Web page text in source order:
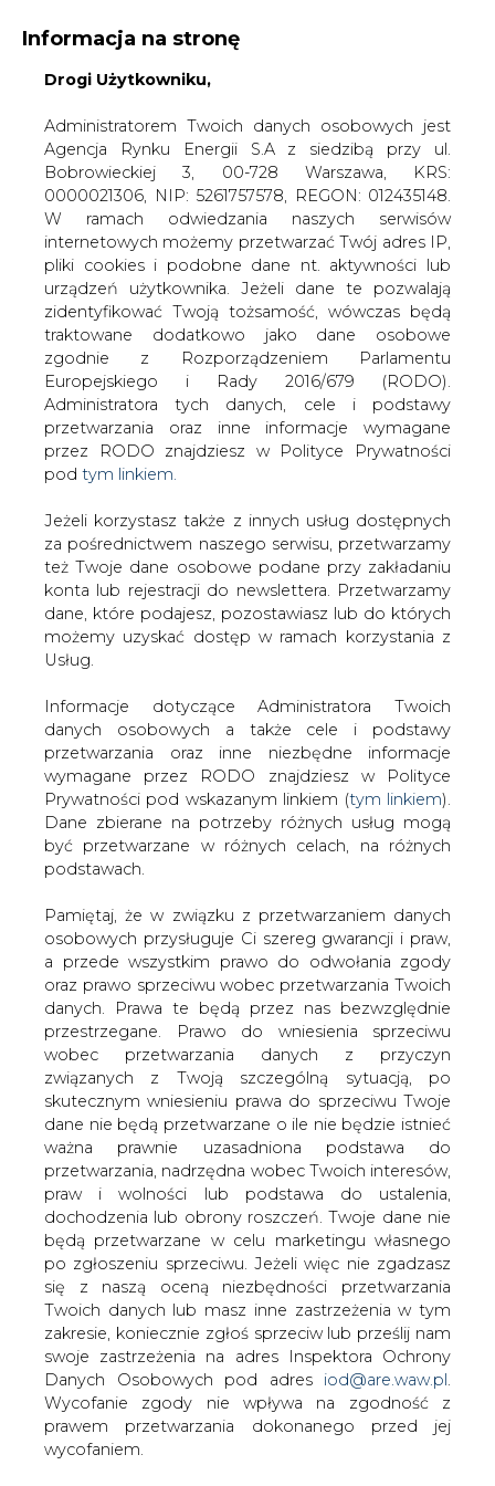
KONTAKT:
WYDAWCA PORTALU:
WYSOKI KONTRAST A A
ZALOGUJ SIĘ
WŁĄCZ CIRE.TV
Informacja na stronę
Drogi Użytkowniku,
Administratorem Twoich danych osobowych jest
Agencja Rynku Energii S.A z siedzibą przy ul.
Bobrowieckiej 3, 00-728 Warszawa, KRS:
0000021306, NIP: 5261757578, REGON: 012435148.
W ramach odwiedzania naszych serwisów
internetowych możemy przetwarzać Twój adres IP,
pliki cookies i podobne dane nt. aktywności lub
urządzeń użytkownika. Jeżeli dane te pozwalają
zidentyfikować Twoją tożsamość, wówczas będą
traktowane dodatkowo jako dane osobowe
zgodnie z Rozporządzeniem Parlamentu
Europejskiego i Rady 2016/679 (RODO).
Administratora tych danych, cele i podstawy
przetwarzania oraz inne informacje wymagane
przez RODO znajdziesz w Polityce Prywatności
pod tym linkiem.
Jeżeli korzystasz także z innych usług dostępnych
za pośrednictwem naszego serwisu, przetwarzamy
też Twoje dane osobowe podane przy zakładaniu
konta lub rejestracji do newslettera. Przetwarzamy
dane, które podajesz, pozostawiasz lub do których
możemy uzyskać dostęp w ramach korzystania z
Usług.
Informacje dotyczące Administratora Twoich
danych osobowych a także cele i podstawy
przetwarzania oraz inne niezbędne informacje
wymagane przez RODO znajdziesz w Polityce
Prywatności pod wskazanym linkiem (tym linkiem).
Dane zbierane na potrzeby różnych usług mogą
być przetwarzane w różnych celach, na różnych
podstawach.
Pamiętaj, że w związku z przetwarzaniem danych
osobowych przysługuje Ci szereg gwarancji i praw,
a przede wszystkim prawo do odwołania zgody
oraz prawo sprzeciwu wobec przetwarzania Twoich
danych. Prawa te będą przez nas bezwzględnie
przestrzegane. Prawo do wniesienia sprzeciwu
wobec przetwarzania danych z przyczyn
związanych z Twoją szczególną sytuacją, po
skutecznym wniesieniu prawa do sprzeciwu Twoje
dane nie będą przetwarzane o ile nie będzie istnieć
ważna prawnie uzasadniona podstawa do
przetwarzania, nadrzędna wobec Twoich interesów,
praw i wolności lub podstawa do ustalenia,
dochodzenia lub obrony roszczeń. Twoje dane nie
będą przetwarzane w celu marketingu własnego
po zgłoszeniu sprzeciwu. Jeżeli więc nie zgadzasz
się z naszą oceną niezbędności przetwarzania
Twoich danych lub masz inne zastrzeżenia w tym
zakresie, koniecznie zgłoś sprzeciw lub prześlij nam
swoje zastrzeżenia na adres Inspektora Ochrony
Danych Osobowych pod adres iod@are.waw.pl
Wycofanie zgody nie wpływa na zgodność z
prawem przetwarzania dokonanego przed jej
wycofaniem.
Strona główna
SERWIS INFORMACYJNY CIRE
/ Rząd pracuje nad pakietem pomocowym dla firm
energochłonnych
2022-08-29 12:00
drukuj
skomentuj
udostępnij:
Rząd pracuje nad pakietem
pomocowym dla firm
energochłonnych
Mamy cały sektor energochłonnych firm
i dla tych firm energochłonnych
przygotowaliśmy również specjalny
pakiet dopłat ze strony państwa, ze
strony budżetu państwa po to, żeby
złagodzić skutki wysokich cen energii -
zapowiedział premier Morawiecki